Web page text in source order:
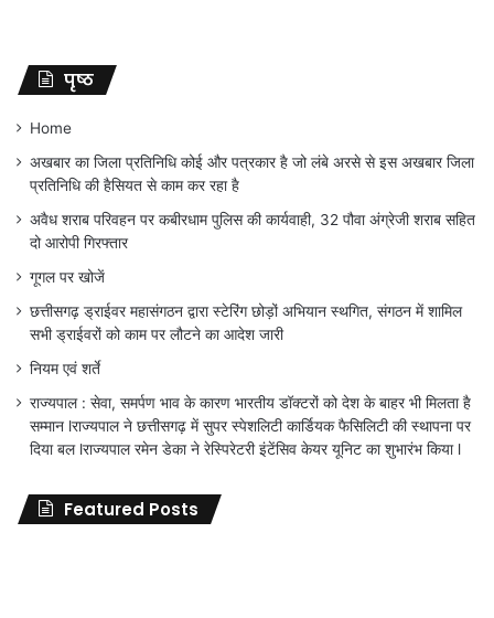
पृष्ठ
Home
अखबार का जिला प्रतिनिधि कोई और पत्रकार है जो लंबे अरसे से इस अखबार जिला
प्रतिनिधि की हैसियत से काम कर रहा है
अवैध शराब परिवहन पर कबीरधाम पुलिस की कार्यवाही, 32 पौवा अंग्रेजी शराब सहित
दो आरोपी गिरफ्तार
गूगल पर खोजें
छत्तीसगढ़ ड्राईवर महासंगठन द्वारा स्टेरिंग छोड़ों अभियान स्थगित, संगठन में शामिल
सभी ड्राईवरों को काम पर लौटने का आदेश जारी
नियम एवं शर्ते
राज्यपाल : सेवा, समर्पण भाव के कारण भारतीय डॉक्टरों को देश के बाहर भी मिलता है
सम्मान lराज्यपाल ने छत्तीसगढ़ में सुपर स्पेशलिटी कार्डियक फैसिलिटी की स्थापना पर
दिया बल lराज्यपाल रमेन डेका ने रेस्पिरेटरी इंटेंसिव केयर यूनिट का शुभारंभ किया l
Featured Posts